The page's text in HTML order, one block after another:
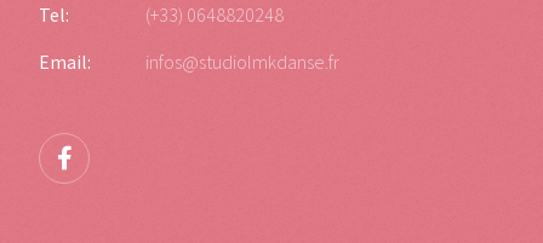
Tel:
(+33) 0648820248
Email:
infos@studiolmkdanse.fr